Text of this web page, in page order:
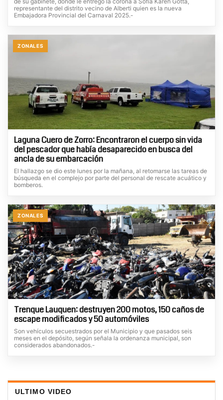
representante del distrito vecino de Alberti quien es la nueva
Embajadora Provincial del Carnaval 2025.-
ZONALES
Laguna Cuero de Zorro: Encontraron el cuerpo sin vida
del pescador que había desaparecido en busca del
ancla de su embarcación
El hallazgo se dio este lunes por la mañana, al retomarse las tareas de
búsqueda en el complejo por parte del personal de rescate acuático y
bomberos.
ZONALES
Trenque Lauquen: destruyen 200 motos, 150 caños de
escape modificados y 50 automóviles
Son vehículos secuestrados por el Municipio y que pasados seis
meses en el depósito, según señala la ordenanza municipal, son
considerados abandonados.-
ULTIMO VIDEO